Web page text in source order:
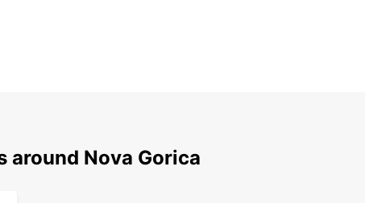
around Nova Gorica